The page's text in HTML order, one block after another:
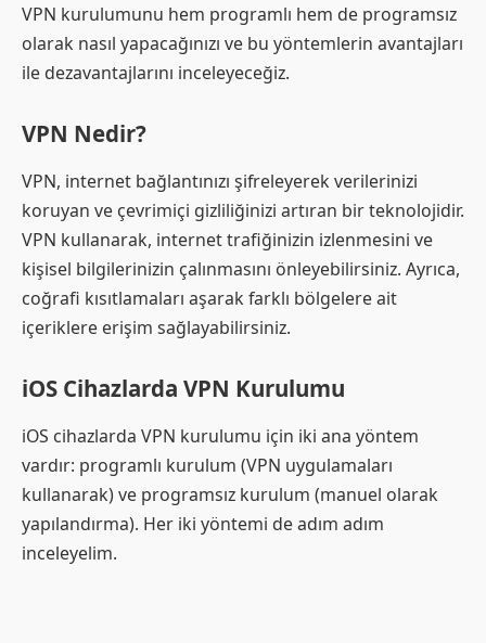
VPN kurulumunu hem programlı hem de programsız
olarak nasıl yapacağınızı ve bu yöntemlerin avantajları
ile dezavantajlarını inceleyeceğiz.
VPN Nedir?
VPN, internet bağlantınızı şifreleyerek verilerinizi
koruyan ve çevrimiçi gizliliğinizi artıran bir teknolojidir.
VPN kullanarak, internet trafiğinizin izlenmesini ve
kişisel bilgilerinizin çalınmasını önleyebilirsiniz. Ayrıca,
coğrafi kısıtlamaları aşarak farklı bölgelere ait
içeriklere erişim sağlayabilirsiniz.
iOS Cihazlarda VPN Kurulumu
iOS cihazlarda VPN kurulumu için iki ana yöntem
vardır: programlı kurulum (VPN uygulamaları
kullanarak) ve programsız kurulum (manuel olarak
yapılandırma). Her iki yöntemi de adım adım
inceleyelim.